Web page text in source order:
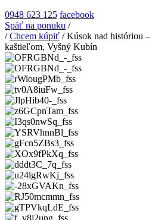
0948 623 125 facebook
Späť na ponuku /
/Chcem kúpiť /Kúsok nad históriou
kaštieľom, Vyšný Kubín